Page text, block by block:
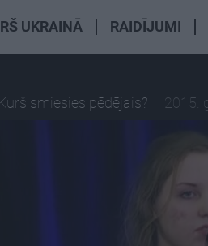
UKRAINĀ RAIDĪJUMI
Kurš smiesies pēdējais? 2015.